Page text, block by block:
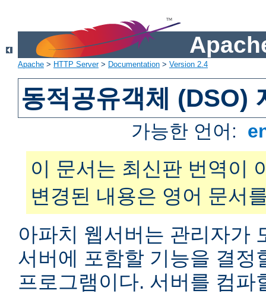
Apache > HTTP Server> Documentation > Version 2.4
동적공유객체 (DSO)
가능한 언어:
이 문서는 최신판 번역이
변경된 내용은 영어 문서
아파치 웹서버는 관리자가
서버에 포함할 기능을 결정
프로그램이다. 서버를 컴파